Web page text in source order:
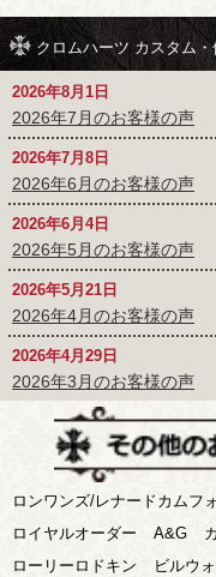
クロムハーツ カスタム
2026年8月1日
2026年7月のお客様の声
2026年7月8日
2026年6月のお客様の声
2026年6月4日
2026年5月のお客様の声
2026年5月21日
2026年4月のお客様の声
2026年4月29日
2026年3月のお客様の声
ロンワンズ/レナードカムフ
ロイヤルオーダー
A&G
ローリーロドキン
ビルウ